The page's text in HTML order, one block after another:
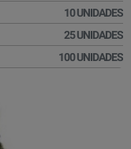
10 UNIDADES
25 UNIDADES
100 UNIDADES